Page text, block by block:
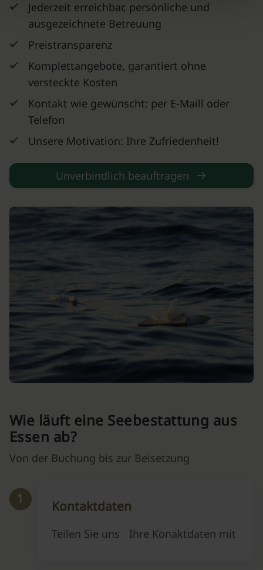
Jederzeit erreichbar, persönliche und
ausgezeichnete Betreuung
Preistransparenz
Komplettangebote, garantiert ohne
versteckte Kosten
Kontakt wie gewünscht: per E-Maill oder
Telefon
Unsere Motivation: Ihre Zufriedenheit!
Unverbindlich beauftragen
Wie läuft eine Seebestattung aus
Essen ab?
Von der Buchung bis zur Beisetzung
1 Kontaktdaten
Teilen Sie uns Ihre Konaktdaten mit